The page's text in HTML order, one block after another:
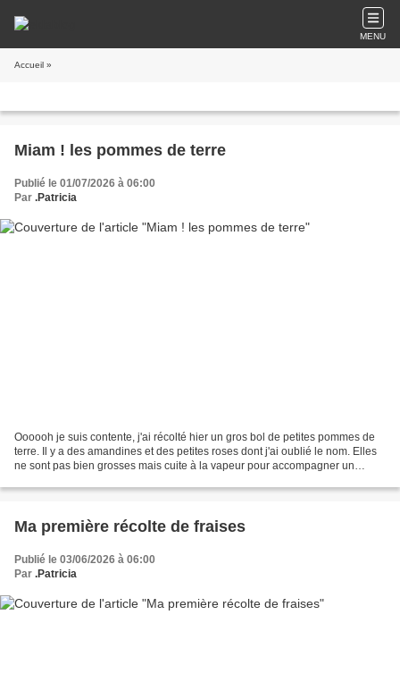
MENU
Accueil »
Miam ! les pommes de terre
Publié le 01/07/2026 à 06:00
Par .Patricia
Oooooh je suis contente, j'ai récolté hier un gros bol de petites pommes de
terre. Il y a des amandines et des petites roses dont j'ai oublié le nom. Elles
ne sont pas bien grosses mais cuite à la vapeur pour accompagner un
Ma première récolte de fraises
Publié le 03/06/2026 à 06:00
Par .Patricia